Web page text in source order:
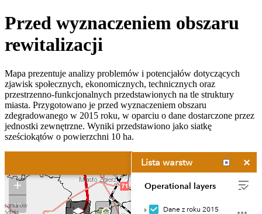
Przed wyznaczeniem obszaru
rewitalizacji
Mapa prezentuje analizy problemów i potencjałów dotyczących
zjawisk społecznych, ekonomicznych, technicznych oraz
przestrzenno-funkcjonalnych przedstawionych na tle struktury
miasta. Przygotowano je przed wyznaczeniem obszaru
zdegradowanego w 2015 roku, w oparciu o dane dostarczone przez
jednostki zewnętrzne. Wyniki przedstawiono jako siatkę
sześciokątów o powierzchni 10 ha.